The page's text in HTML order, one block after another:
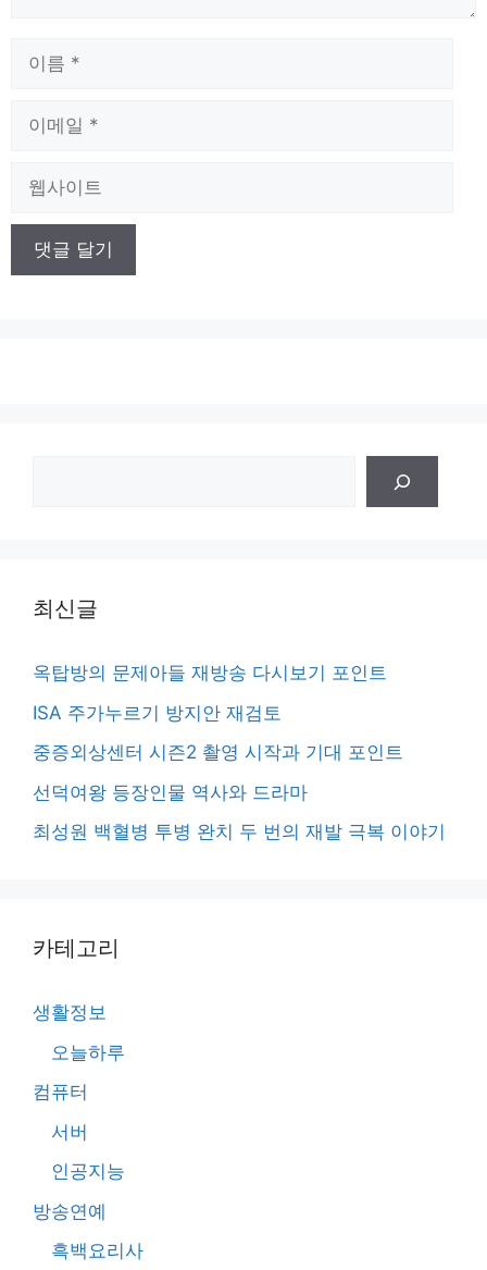
최신글
옥탑방의 문제아들 재방송 다시보기 포인트
ISA 주가누르기 방지안 재검토
중증외상센터 시즌2 촬영 시작과 기대 포인트
선덕여왕 등장인물 역사와 드라마
최성원 백혈병 투병 완치 두 번의 재발 극복 이야기
카테고리
생활정보
오늘하루
컴퓨터
서버
인공지능
방송연예
흑백요리사